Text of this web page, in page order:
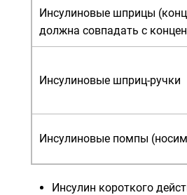
Инсулиновые шприцы
должна совпадать с
Инсулиновые шприц-ручки
Инсулиновые помпы
Инсулин короткого